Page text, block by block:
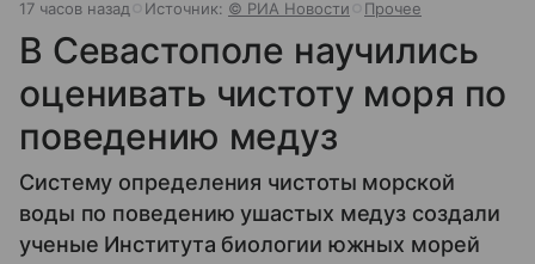
17 часов назад Источник: © РИА Новости Прочее
В Севастополе научились
оценивать чистоту моря по
поведению медуз
Систему определения чистоты морской
воды по поведению ушастых медуз создали
ученые Института биологии южных морей